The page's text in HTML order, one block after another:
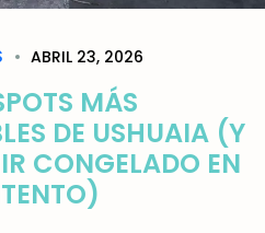
ABRIL 23, 2026
MÁS
DE USHUAIA (Y
CONGELADO EN